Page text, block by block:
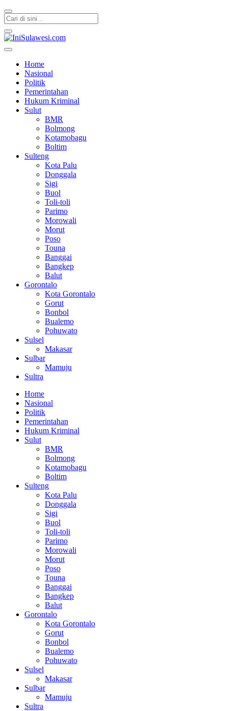
Home
Nasional
Politik
Pemerintahan
Hukum Kriminal
Sulut
BMR
Bolmong
Kotamobagu
Boltim
Sulteng
Kota Palu
Donggala
Sigi
Buol
Toli-toli
Parimo
Morowali
Morut
Poso
Touna
Banggai
Bangkep
Balut
Gorontalo
Kota Gorontalo
Gorut
Bonbol
Bualemo
Pohuwato
Sulsel
Makasar
Sulbar
Mamuju
Sultra
Home
Nasional
Politik
Pemerintahan
Hukum Kriminal
Sulut
BMR
Bolmong
Kotamobagu
Boltim
Sulteng
Kota Palu
Donggala
Sigi
Buol
Toli-toli
Parimo
Morowali
Morut
Poso
Touna
Banggai
Bangkep
Balut
Gorontalo
Kota Gorontalo
Gorut
Bonbol
Bualemo
Pohuwato
Sulsel
Makasar
Sulbar
Mamuju
Sultra